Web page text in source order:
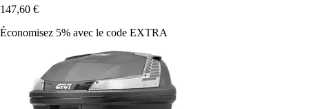
147,60 €
Économisez 5% avec le code EXTRA